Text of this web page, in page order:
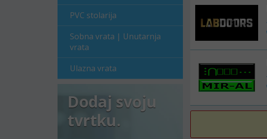
PVC stolarija
Sobna vrata | Unutarnja
vrata
Ulazna vrata
Dodaj svoju
tvrtku.